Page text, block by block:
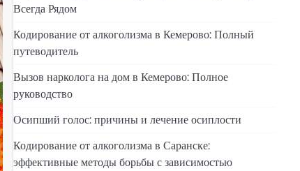
Всегда Рядом
Кодирование от алкоголизма в Кемерово: Полный
путеводитель
Вызов нарколога на дом в Кемерово: Полное
руководство
Осипший голос: причины и лечение осиплости
Кодирование от алкоголизма в Саранске:
эффективные методы борьбы с зависимостью